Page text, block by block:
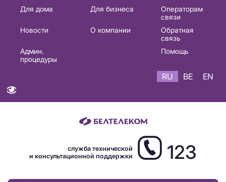
Основная
навигация
Для дома Для бизнеса
Операторам
связи
Новости
О компании
Обратная
связь
Админ.
процедуры
Помощь
RU BE EN
служба технической
и консультационной поддержки
123